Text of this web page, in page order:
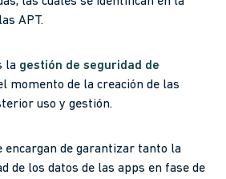
APT.
la gestión de seguridad de
momento de la creación de las
uso y gestión.
encargan de garantizar tanto la
de los datos de las apps en fase de